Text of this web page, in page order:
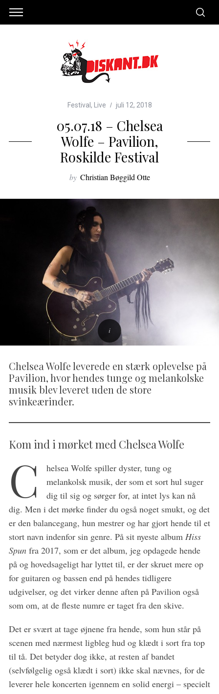
Festival , Live juli 12, 2018
05.07.18 – Chelsea
Wolfe – Pavilion,
Roskilde Festival
by Christian Bøggild Otte
Chelsea Wolfe leverede en stærk oplevelse på
Pavilion, hvor hendes tunge og melankolske
musik blev leveret uden de store
svinkeærinder.
Kom ind i mørket med Chelsea Wolfe
C
helsea Wolfe spiller dyster, tung og
melankolsk musik, der som et sort hul suger
dig til sig og sørger for, at intet lys kan nå
dig. Men i det mørke finder du også noget smukt, og det
er den balancegang, hun mestrer og har gjort hende til et
stort navn indenfor sin genre. På sit nyeste album Hiss
Spunfra 2017, som er det album, jeg opdagede hende
på og hovedsageligt har lyttet til, er der skruet mere op
for guitaren og bassen end på hendes tidligere
udgivelser, og det virker denne aften på Pavilion også
som om, at de fleste numre er taget fra den skive.
Det er svært at tage øjnene fra hende, som hun står på
scenen med nærmest ligbleg hud og klædt i sort fra top
til tå. Det betyder dog ikke, at resten af bandet
(selvfølgelig også klædt i sort) ikke skal nævnes, for de
leverer hele koncerten igennem en solid energi – specielt
S
e
r
c
h